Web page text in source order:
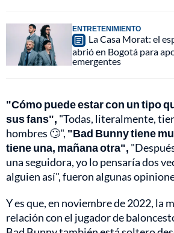
ENTRETENIMIENTO
La Casa Morat: el
abrió en Bogotá para
emergentes
"Cómo puede estar con un tipo
sus fans", "Todas, literalmente,
hombres 🙄", "Bad Bunny tiene
tiene una, mañana otra",
una seguidora, yo lo pensaría dos
alguien así", fueron algunas
Y es que, en noviembre de 2022, la
relación con el jugador de